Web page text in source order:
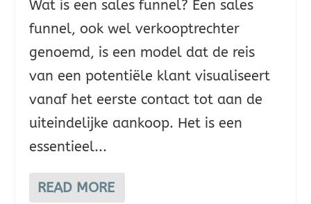
Wat is een sales funnel? Een sales
funnel, ook wel verkooptrechter
genoemd, is een model dat de reis
van een potentiële klant visualiseert
vanaf het eerste contact tot aan de
uiteindelijke aankoop. Het is een
essentieel...
READ MORE